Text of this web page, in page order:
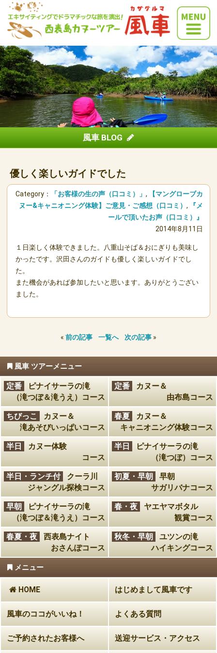
風車 BLOG
優しく楽しいガイドでした
Category： 「お客様の生の声（口コミ）」 ,
【マングローブカ
ヌー&キャニオニング体験】ご意見・ご感想（口コミ） ,
『メ
ールで頂いたお声（口コミ）』
2014年8月11日
１日楽しく体験できました。八重山そば＆おにぎりも美味し
かったです。沢田さんのガイドも優しく楽しいガイドでし
た。
また機会があれば参加したいと思います。ありがとうござい
ました。
« 前の記事 一覧へ 次の記事 »
風車 ツアーメニュー
定番
ピナイサーラの滝
（滝つぼ＆滝うえ）コース
定番
カヌー＆
由布島コース
ちびっこ
カヌー＆
滝あそびいっぱいコース
春夏
カヌー＆
キャニオニング体験コース
半日
カヌー体験
コース
半日
ピナイサーラの滝
（滝つぼ）コース
半日・ランチ付
クーラ川
ジャングル探検コース
初夏・早朝
早朝
サガリバナコース
早朝
ピナイサーラの滝
（滝つぼ＆滝うえ）コース
春・夜
ヤエヤマボタル
観賞コース
春夏・夜
西表島ナイト
おさんぽコース
秋冬・早朝
ユツンの滝
ハイキングコース
メニュー
HOME はじめまして風車です
風車のココがいいね！ よくある質問
ご予約されたお客様へ 送迎サービス・アクセス